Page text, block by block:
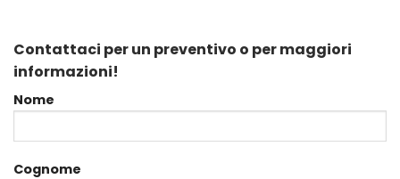
Contattaci per un preventivo o per maggiori
informazioni!
Nome
Cognome